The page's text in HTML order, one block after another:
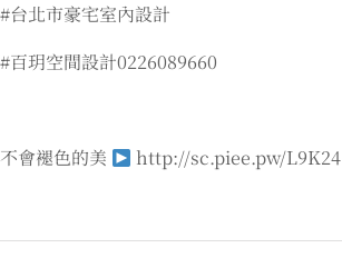
#台北市豪宅室內設計
#百玥空間設計0226089660
不會褪色的美 http://sc.piee.pw/L9K24